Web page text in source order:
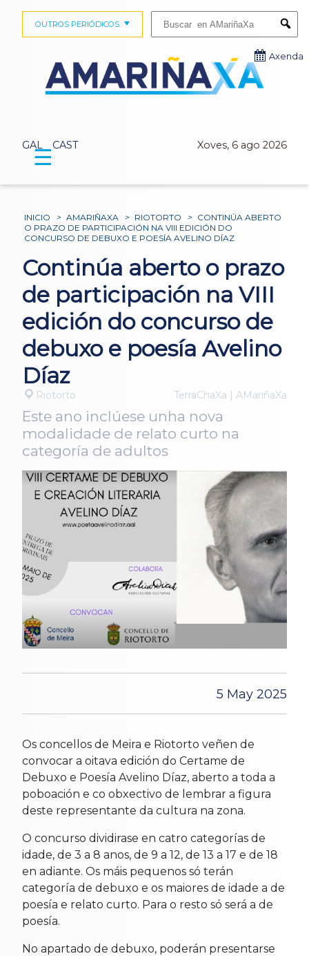
GAL CAST Xoves, 6 ago 2026
OUTROS PERIÓDICOS
Axenda
☰
INICIO > AMARIÑAXA > RIOTORTO > CONTINÚA ABERTO
O PRAZO DE PARTICIPACIÓN NA VIII EDICIÓN DO
CONCURSO DE DEBUXO E POESÍA AVELINO DÍAZ
Continúa aberto o prazo
de participación na VIII
edición do concurso de
debuxo e poesía Avelino
Díaz
Riotorto TerraChaXa | AMariñaXa
Este ano inclúese unha nova
modalidade de relato curto na
categoría de adultos
5 May 2025
Os concellos de Meira e Riotorto veñen de
convocar a oitava edición do Certame de
Debuxo e Poesía Avelino Díaz, aberto a toda a
poboación e co obxectivo de lembrar a figura
deste representante da cultura na zona.
O concurso dividirase en catro categorías de
idade, de 3 a 8 anos, de 9 a 12, de 13 a 17 e de 18
en adiante. Os máis pequenos só terán
categoría de debuxo e os maiores de idade a de
poesía e relato curto. Para o resto só será a de
poesía.
No apartado de debuxo, poderán presentarse